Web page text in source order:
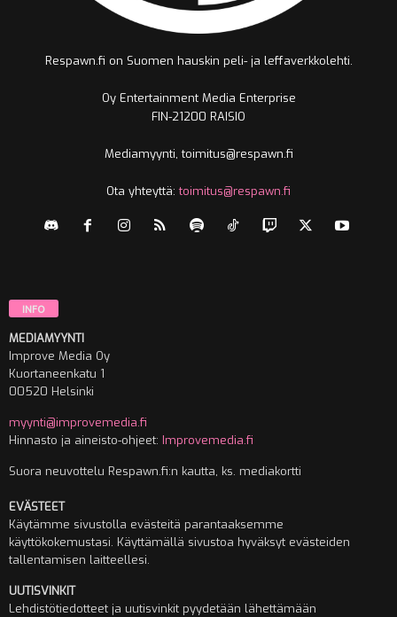
Respawn.fi on Suomen hauskin peli- ja leffaverkkolehti.
Oy Entertainment Media Enterprise
FIN-21200 RAISIO
Mediamyynti, toimitus@respawn.fi
Ota yhteyttä:toimitus@respawn.fi
INFO
MEDIAMYYNTI
Improve Media Oy
Kuortaneenkatu 1
00520 Helsinki
myynti@improvemedia.fi
Hinnasto ja aineisto-ohjeet: Improvemedia.fi
Suora neuvottelu Respawn.fi:n kautta, ks. mediakortti
EVÄSTEET
Käytämme sivustolla evästeitä parantaaksemme
käyttökokemustasi. Käyttämällä sivustoa hyväksyt evästeiden
tallentamisen laitteellesi.
UUTISVINKIT
Lehdistötiedotteet ja uutisvinkit pyydetään lähettämään